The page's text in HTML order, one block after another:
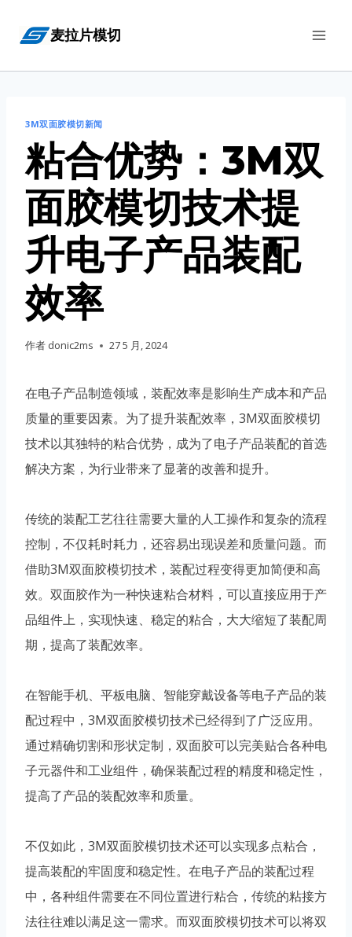
麦拉片模切
3M双面胶模切新闻
粘合优势：3M双
面胶模切技术提
升电子产品装配
效率
作者 donic2ms 27 5 月, 2024
在电子产品制造领域，装配效率是影响生产成本和产品
质量的重要因素。为了提升装配效率，3M双面胶模切
技术以其独特的粘合优势，成为了电子产品装配的首选
解决方案，为行业带来了显著的改善和提升。
传统的装配工艺往往需要大量的人工操作和复杂的流程
控制，不仅耗时耗力，还容易出现误差和质量问题。而
借助3M双面胶模切技术，装配过程变得更加简便和高
效。双面胶作为一种快速粘合材料，可以直接应用于产
品组件上，实现快速、稳定的粘合，大大缩短了装配周
期，提高了装配效率。
在智能手机、平板电脑、智能穿戴设备等电子产品的装
配过程中，3M双面胶模切技术已经得到了广泛应用。
通过精确切割和形状定制，双面胶可以完美贴合各种电
子元器件和工业组件，确保装配过程的精度和稳定性，
提高了产品的装配效率和质量。
不仅如此，3M双面胶模切技术还可以实现多点粘合，
提高装配的牢固度和稳定性。在电子产品的装配过程
中，各种组件需要在不同位置进行粘合，传统的粘接方
法往往难以满足这一需求。而双面胶模切技术可以将双